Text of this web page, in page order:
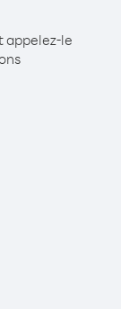
appelez-le